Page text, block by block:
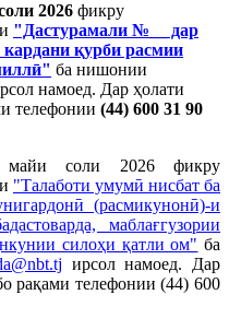
2026 фикру
"Дастурамали №__ дар
қурби расмии
ба нишонии
намоед. Дар ҳолати
телефонии (44) 600 31 90
соли 2026 фикру
"Талаботи умумӣ нисбат ба
(расмикунонӣ)-и
маблағгузории
силоҳи қатли ом" ба
ирсол намоед. Дар
рақами телефонии (44) 600